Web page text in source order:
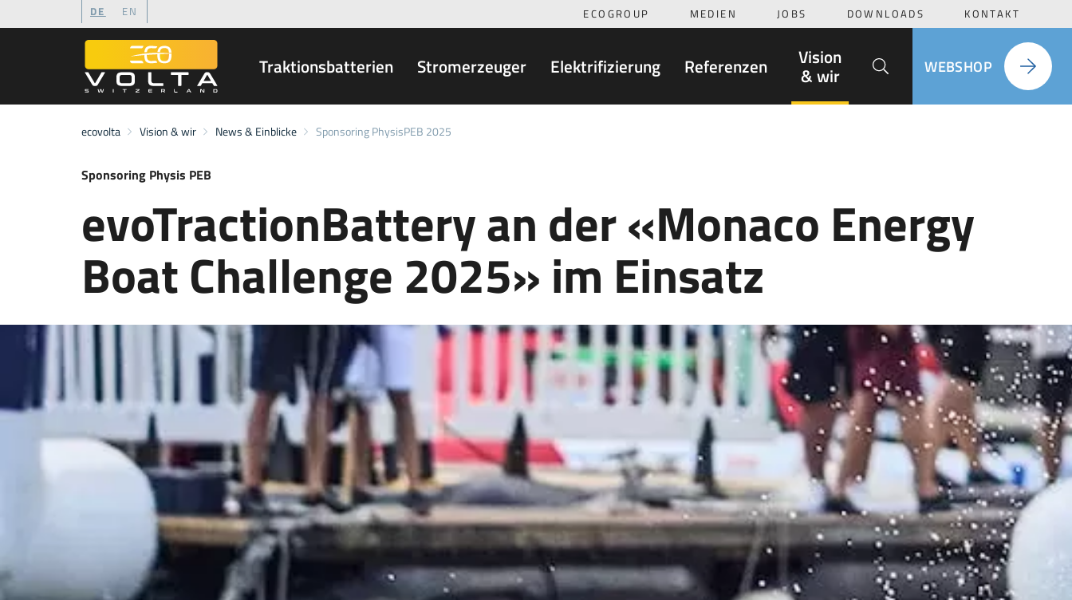
Zum Inhalt
Zum Menü
Zur Suche
DE EN ECOGROUP MEDIEN JOBS DOWNLOADS KONTAKT
Traktionsbatterien Stromerzeuger Elektrifizierung Referenzen Vision
& wir WEBSHOP
ecovolta Vision & wir News & Einblicke Sponsoring PhysisPEB 2025
Sponsoring Physis PEB
evoTractionBattery an der «Monaco Energy
Boat Challenge 2025» im Einsatz